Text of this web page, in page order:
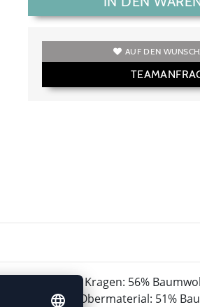
AUF DEN
Kragen: 56%
Elasthan, Obermaterial: 51%